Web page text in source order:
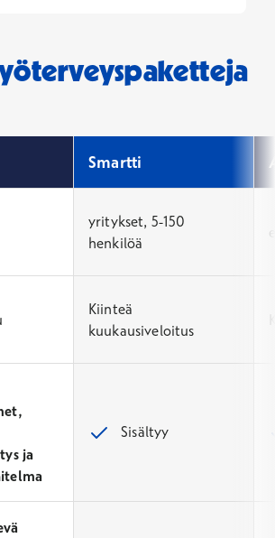
Smartti
yritykset, 5-150
henkilöä
Kiinteä
kuukausiveloitus
ja
Sisältyy